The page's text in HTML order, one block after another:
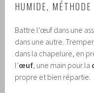
HUMIDE, MÉTHODE
Battre l’œuf dans une
dans une autre.
dans la chapelure, en
l’œuf, une main pour la
propre et bien répartie.